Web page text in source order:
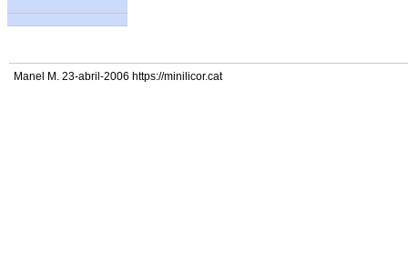
Manel M. 23-abril-2006 https://minilicor.cat